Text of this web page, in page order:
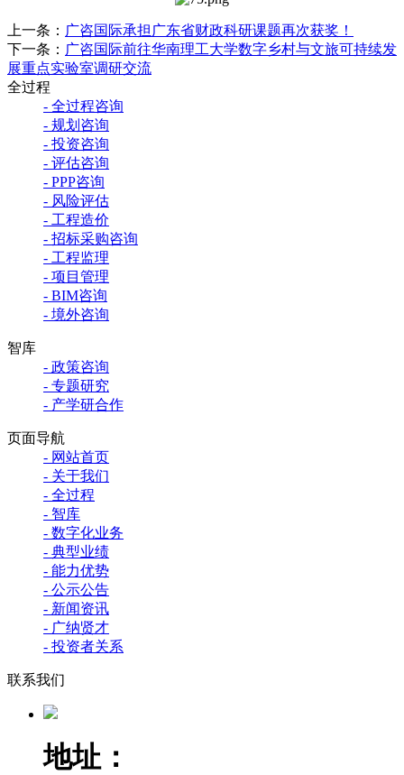
上一条： 广咨国际承担广东省财政科研课题再次获奖！
下一条： 广咨国际前往华南理工大学数字乡村与文旅可持续发
展重点实验室调研交流
全过程
- 全过程咨询
- 规划咨询
- 投资咨询
- 评估咨询
- PPP咨询
- 风险评估
- 工程造价
- 招标采购咨询
- 工程监理
- 项目管理
- BIM咨询
- 境外咨询
智库
- 政策咨询
- 专题研究
- 产学研合作
页面导航
- 网站首页
- 关于我们
- 全过程
- 智库
- 数字化业务
- 典型业绩
- 能力优势
- 公示公告
- 新闻资讯
- 广纳贤才
- 投资者关系
联系我们
地址：